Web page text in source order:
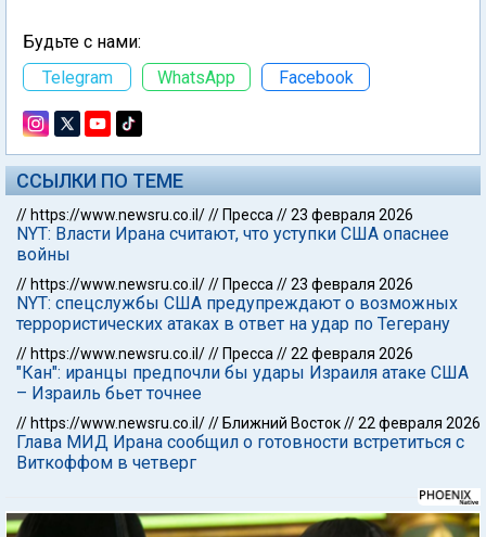
Будьте с нами:
Telegram
WhatsApp Facebook
ССЫЛКИ ПО ТЕМЕ
// https://www.newsru.co.il/// Пресса //23 февраля 2026
NYT: Власти Ирана считают, что уступки США опаснее
войны
// https://www.newsru.co.il/// Пресса //23 февраля 2026
NYT: спецслужбы США предупреждают о возможных
террористических атаках в ответ на удар по Тегерану
// https://www.newsru.co.il/// Пресса //22 февраля 2026
"Кан": иранцы предпочли бы удары Израиля атаке США
– Израиль бьет точнее
// https://www.newsru.co.il/// Ближний Восток//22 февраля 2026
Глава МИД Ирана сообщил о готовности встретиться с
Виткоффом в четверг